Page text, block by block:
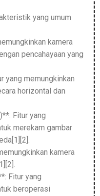
yang umum
kamera
pencahayaan yang
yang memungkinkan
horizontal dan
Fitur yang
merekam gambar
kamera
Fitur yang
beroperasi